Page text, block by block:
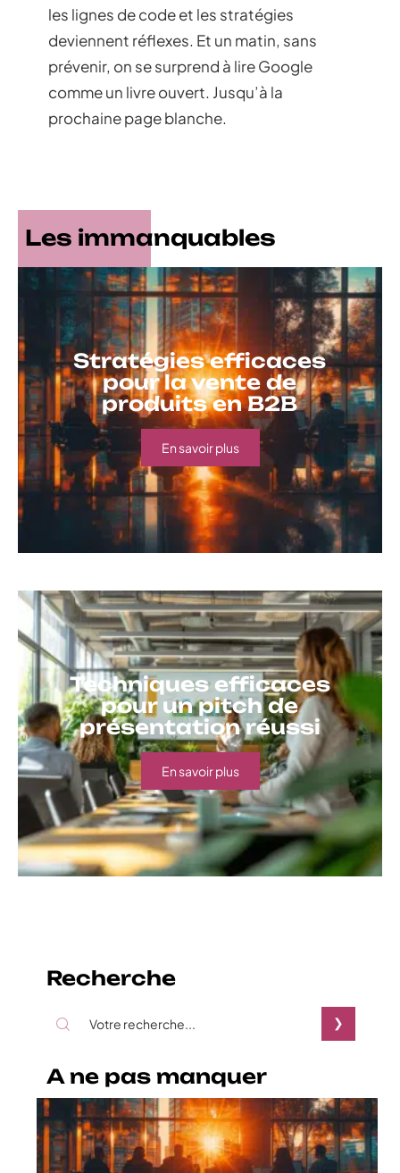
les lignes de code et les stratégies
deviennent réflexes. Et un matin, sans
prévenir, on se surprend à lire Google
comme un livre ouvert. Jusqu’à la
prochaine page blanche.
Les immanquables
Stratégies efficaces
pour la vente de
produits en B2B
En savoir plus
Techniques efficaces
pour un pitch de
présentation réussi
En savoir plus
Recherche
A ne pas manquer